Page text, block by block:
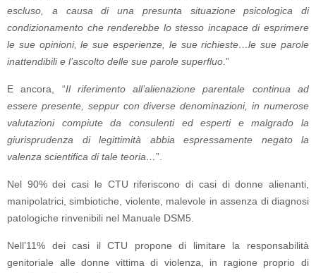
escluso, a causa di una presunta situazione psicologica di
condizionamento che renderebbe lo stesso incapace di esprimere
le sue opinioni, le sue esperienze, le sue richieste…le sue parole
inattendibili e l’ascolto delle sue parole superfluo .”
E ancora, “Il riferimento all’alienazione parentale continua ad
essere presente, seppur con diverse denominazioni, in numerose
valutazioni compiute da consulenti ed esperti e malgrado la
giurisprudenza di legittimità abbia espressamente negato la
valenza scientifica di tale teoria…”.
Nel 90% dei casi le CTU riferiscono di casi di donne alienanti,
manipolatrici, simbiotiche, violente, malevole in assenza di diagnosi
patologiche rinvenibili nel Manuale DSM5.
Nell’11% dei casi il CTU propone di limitare la responsabilità
genitoriale alle donne vittima di violenza, in ragione proprio di